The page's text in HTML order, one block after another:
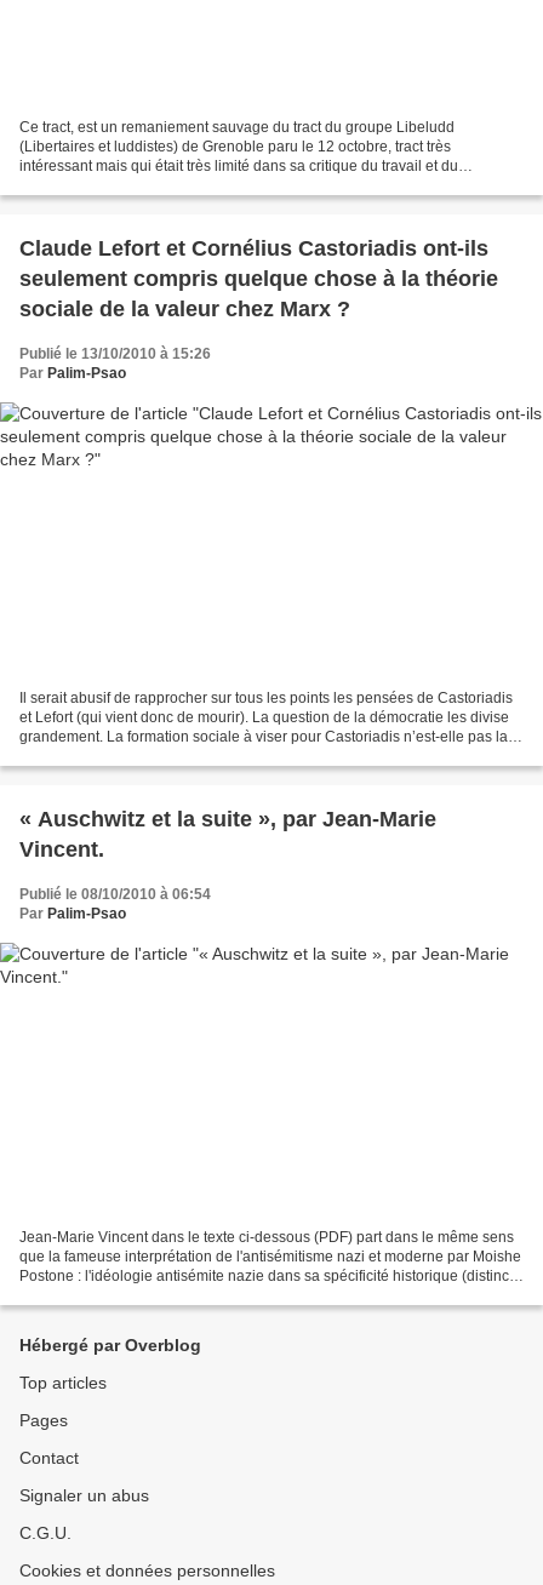
Ce tract, est un remaniement sauvage du tract du groupe Libeludd
(Libertaires et luddistes) de Grenoble paru le 12 octobre, tract très
intéressant mais qui était très limité dans sa critique du travail et du
Claude Lefort et Cornélius Castoriadis ont-ils
seulement compris quelque chose à la théorie
sociale de la valeur chez Marx ?
Publié le 13/10/2010 à 15:26
Par Palim-Psao
Il serait abusif de rapprocher sur tous les points les pensées de Castoriadis
et Lefort (qui vient donc de mourir). La question de la démocratie les divise
grandement. La formation sociale à viser pour Castoriadis n’est-elle pas la
« Auschwitz et la suite », par Jean-Marie
Vincent.
Publié le 08/10/2010 à 06:54
Par Palim-Psao
Jean-Marie Vincent dans le texte ci-dessous (PDF) part dans le même sens
que la fameuse interprétation de l'antisémitisme nazi et moderne par Moishe
Postone : l'idéologie antisémite nazie dans sa spécificité historique (distincte
Hébergé par Overblog
Top articles
Pages
Contact
Signaler un abus
C.G.U.
Cookies et données personnelles